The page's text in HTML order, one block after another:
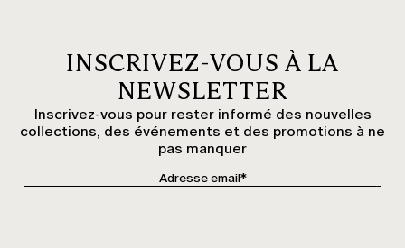
INSCRIVEZ-VOUS À LA
NEWSLETTER
Inscrivez-vous pour rester informé des nouvelles
collections, des événements et des promotions à ne
pas manquer